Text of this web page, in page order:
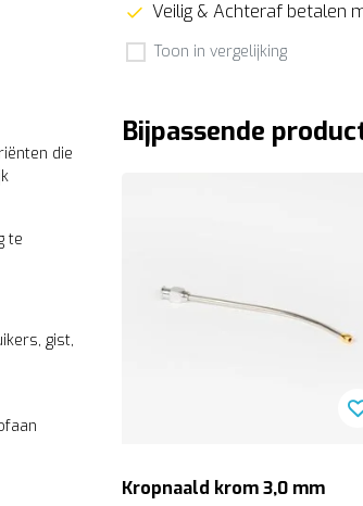
Veilig & Achteraf betalen
Toon in vergelijking
die
te
gist,
Bijpassende
Kropnaald krom 3,0 mm